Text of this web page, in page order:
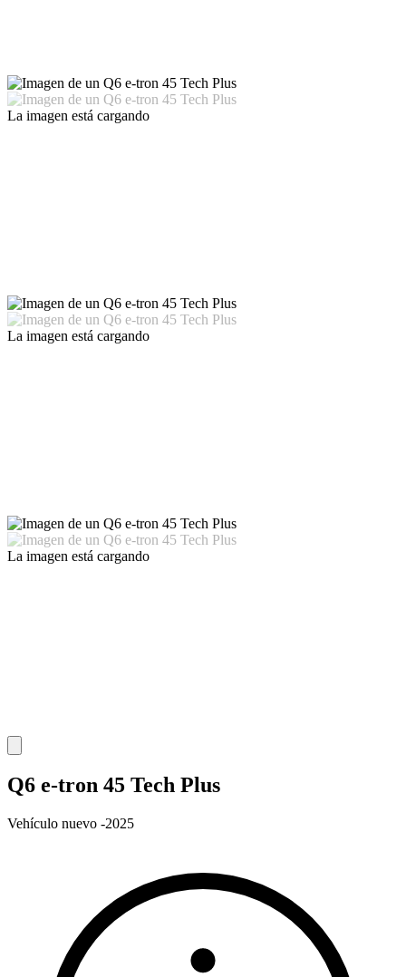
La imagen está cargando
La imagen está cargando
La imagen está cargando
Q6 e-tron 45 Tech Plus
Vehículo nuevo -2025